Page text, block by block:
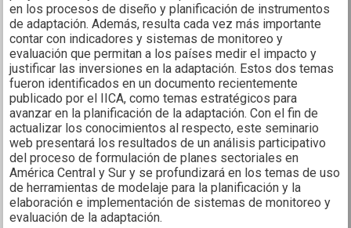
en los procesos de diseño y planificación de instrumentos
de adaptación. Además, resulta cada vez más importante
contar con indicadores y sistemas de monitoreo y
evaluación que permitan a los países medir el impacto y
justificar las inversiones en la adaptación. Estos dos temas
fueron identificados en un documento recientemente
publicado por el IICA, como temas estratégicos para
avanzar en la planificación de la adaptación. Con el fin de
actualizar los conocimientos al respecto, este seminario
web presentará los resultados de un análisis participativo
del proceso de formulación de planes sectoriales en
América Central y Sur y se profundizará en los temas de uso
de herramientas de modelaje para la planificación y la
elaboración e implementación de sistemas de monitoreo y
evaluación de la adaptación.